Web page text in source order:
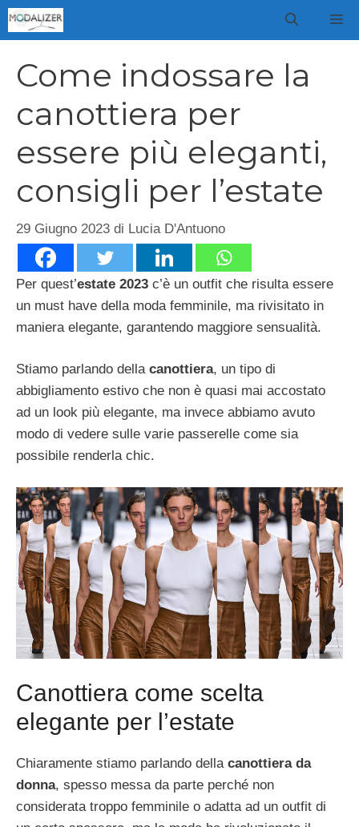
Vai
al
Come indossare la
canottiera per
essere più eleganti,
consigli per l’estate
29 Giugno 2023 di Lucia D'Antuono
Per quest’estate 2023 c’è un outfit che risulta essere
un must have della moda femminile, ma rivisitato in
maniera elegante, garantendo maggiore sensualità.
Stiamo parlando della canottiera, un tipo di
abbigliamento estivo che non è quasi mai accostato
ad un look più elegante, ma invece abbiamo avuto
modo di vedere sulle varie passerelle come sia
possibile renderla chic.
Canottiera come scelta
elegante per l’estate
Chiaramente stiamo parlando della canottiera da
donna, spesso messa da parte perché non
considerata troppo femminile o adatta ad un outfit di